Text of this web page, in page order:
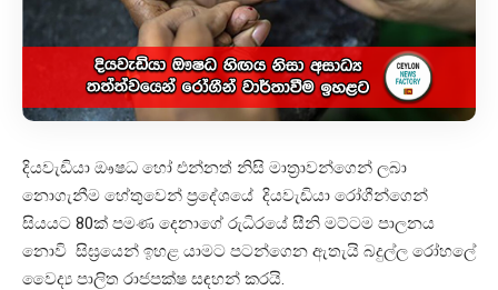
දියවැඩියා ඖෂධ හෝ එන්නත් නිසි මාත්‍රාවන්ගෙන් ලබා
නොගැනීම හේතුවෙන් ප්‍රදේශයේ දියවැඩියා රෝගීන්‌ගෙන්
සියයට 80ක් පමණ දෙනාගේ රුධිරයේ සීනි මට්ටම පාලනය
නොවි සිඝ්‍රයෙන් ඉහළ යාමට පටන්ගෙන ඇතැයි බදුල්ල රෝහලේ
වෛද්‍ය පාලිත රාජපක්ෂ සඳහන් කරයි.